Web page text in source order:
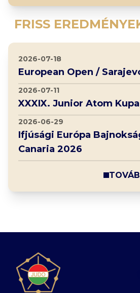
FRISS
2026-07-18
European Open /
2026-07-11
XXXIX. Junior Atom
2026-06-29
Ifjúsági Európa
Canaria 2026